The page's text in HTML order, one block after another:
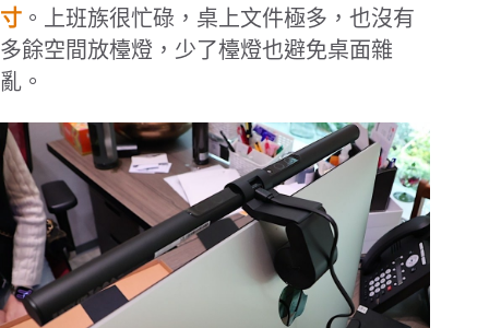
寸 。上班族很忙碌，桌上文件極多，也沒有
多餘空間放檯燈，少了檯燈也避免桌面雜
亂。